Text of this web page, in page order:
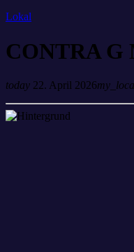
Lokal
CONTRA G
today 22. April 2026